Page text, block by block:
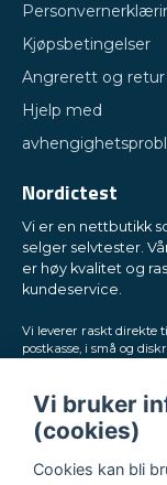
Kjøpsbetingelser
Angrerett og retur
Hjelp med
Nordictest
Vi er en nettbutikk
selger selvtester.
er høy kvalitet og
kundeservice.
Vi leverer raskt direkte
postkasse, i små og
Vi bruker
(cookies)
Cookies kan bli